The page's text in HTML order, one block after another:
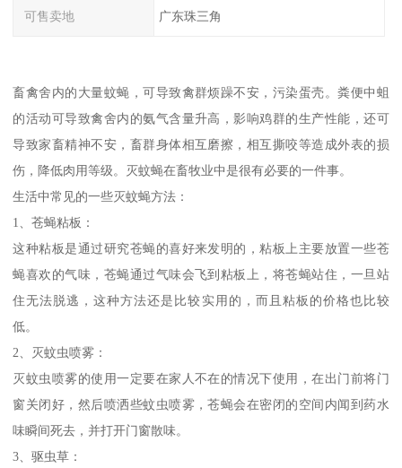
可售卖地 广东珠三角
畜禽舍内的大量蚊蝇，可导致禽群烦躁不安，污染蛋壳。粪便中蛆
的活动可导致禽舍内的氨气含量升高，影响鸡群的生产性能，还可
导致家畜精神不安，畜群身体相互磨擦，相互撕咬等造成外表的损
伤，降低肉用等级。灭蚊蝇在畜牧业中是很有必要的一件事。
生活中常见的一些灭蚊蝇方法：
1、苍蝇粘板：
这种粘板是通过研究苍蝇的喜好来发明的，粘板上主要放置一些苍
蝇喜欢的气味，苍蝇通过气味会飞到粘板上，将苍蝇站住，一旦站
住无法脱逃，这种方法还是比较实用的，而且粘板的价格也比较
低。
2、灭蚊虫喷雾：
灭蚊虫喷雾的使用一定要在家人不在的情况下使用，在出门前将门
窗关闭好，然后喷洒些蚊虫喷雾，苍蝇会在密闭的空间内闻到药水
味瞬间死去，并打开门窗散味。
3、驱虫草：